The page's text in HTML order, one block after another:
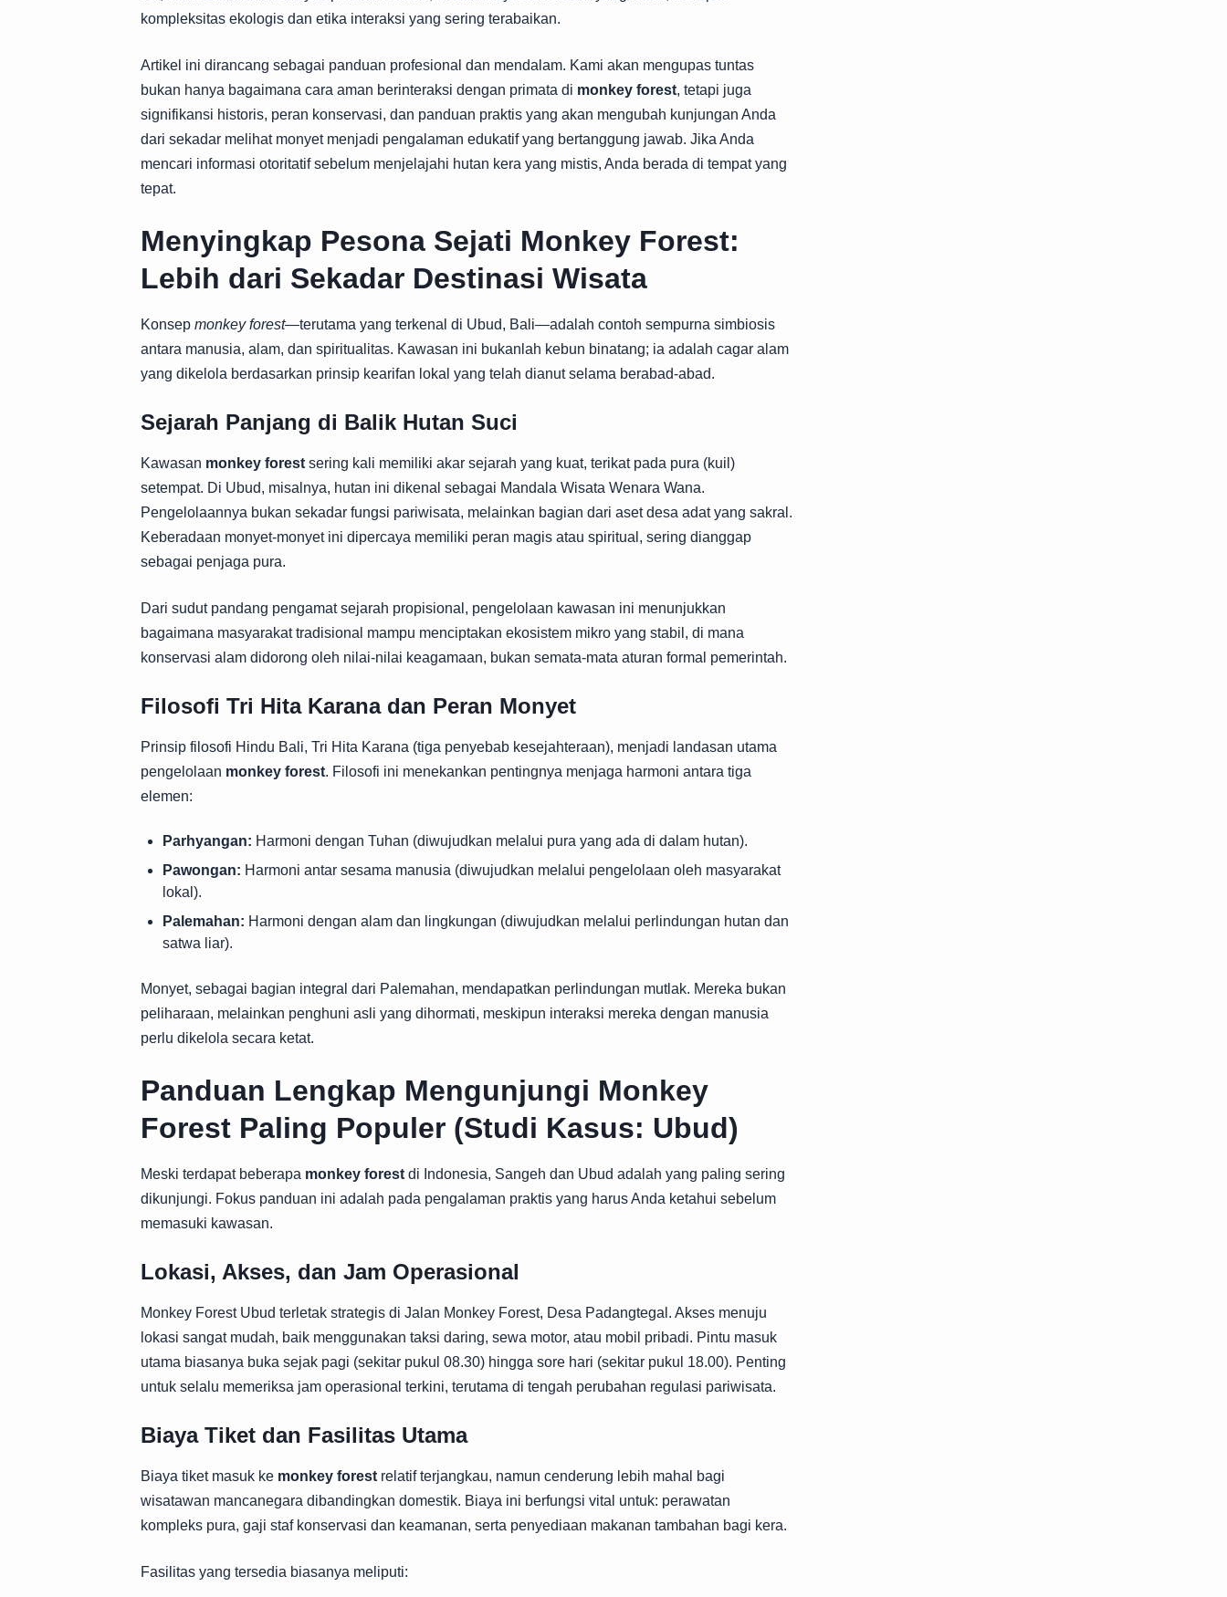
kompleksitas ekologis dan etika interaksi yang sering terabaikan.
Artikel ini dirancang sebagai panduan profesional dan mendalam. Kami akan mengupas tuntas
bukan hanya bagaimana cara aman berinteraksi dengan primata di monkey forest, tetapi juga
signifikansi historis, peran konservasi, dan panduan praktis yang akan mengubah kunjungan Anda
dari sekadar melihat monyet menjadi pengalaman edukatif yang bertanggung jawab. Jika Anda
mencari informasi otoritatif sebelum menjelajahi hutan kera yang mistis, Anda berada di tempat yang
tepat.
Menyingkap Pesona Sejati Monkey Forest:
Lebih dari Sekadar Destinasi Wisata
Konsep monkey forest—terutama yang terkenal di Ubud, Bali—adalah contoh sempurna simbiosis
antara manusia, alam, dan spiritualitas. Kawasan ini bukanlah kebun binatang; ia adalah cagar alam
yang dikelola berdasarkan prinsip kearifan lokal yang telah dianut selama berabad-abad.
Sejarah Panjang di Balik Hutan Suci
Kawasan monkey forest sering kali memiliki akar sejarah yang kuat, terikat pada pura (kuil)
setempat. Di Ubud, misalnya, hutan ini dikenal sebagai Mandala Wisata Wenara Wana.
Pengelolaannya bukan sekadar fungsi pariwisata, melainkan bagian dari aset desa adat yang sakral.
Keberadaan monyet-monyet ini dipercaya memiliki peran magis atau spiritual, sering dianggap
sebagai penjaga pura.
Dari sudut pandang pengamat sejarah propisional, pengelolaan kawasan ini menunjukkan
bagaimana masyarakat tradisional mampu menciptakan ekosistem mikro yang stabil, di mana
konservasi alam didorong oleh nilai-nilai keagamaan, bukan semata-mata aturan formal pemerintah.
Filosofi Tri Hita Karana dan Peran Monyet
Prinsip filosofi Hindu Bali, Tri Hita Karana (tiga penyebab kesejahteraan), menjadi landasan utama
pengelolaan monkey forest. Filosofi ini menekankan pentingnya menjaga harmoni antara tiga
elemen:
Parhyangan: Harmoni dengan Tuhan (diwujudkan melalui pura yang ada di dalam hutan).
Pawongan: Harmoni antar sesama manusia (diwujudkan melalui pengelolaan oleh masyarakat
lokal).
Palemahan: Harmoni dengan alam dan lingkungan (diwujudkan melalui perlindungan hutan dan
satwa liar).
Monyet, sebagai bagian integral dari Palemahan, mendapatkan perlindungan mutlak. Mereka bukan
peliharaan, melainkan penghuni asli yang dihormati, meskipun interaksi mereka dengan manusia
perlu dikelola secara ketat.
Panduan Lengkap Mengunjungi Monkey
Forest Paling Populer (Studi Kasus: Ubud)
Meski terdapat beberapa monkey forest di Indonesia, Sangeh dan Ubud adalah yang paling sering
dikunjungi. Fokus panduan ini adalah pada pengalaman praktis yang harus Anda ketahui sebelum
memasuki kawasan.
Lokasi, Akses, dan Jam Operasional
Monkey Forest Ubud terletak strategis di Jalan Monkey Forest, Desa Padangtegal. Akses menuju
lokasi sangat mudah, baik menggunakan taksi daring, sewa motor, atau mobil pribadi. Pintu masuk
utama biasanya buka sejak pagi (sekitar pukul 08.30) hingga sore hari (sekitar pukul 18.00). Penting
untuk selalu memeriksa jam operasional terkini, terutama di tengah perubahan regulasi pariwisata.
Biaya Tiket dan Fasilitas Utama
Biaya tiket masuk ke monkey forest relatif terjangkau, namun cenderung lebih mahal bagi
wisatawan mancanegara dibandingkan domestik. Biaya ini berfungsi vital untuk: perawatan
kompleks pura, gaji staf konservasi dan keamanan, serta penyediaan makanan tambahan bagi kera.
Fasilitas yang tersedia biasanya meliputi: